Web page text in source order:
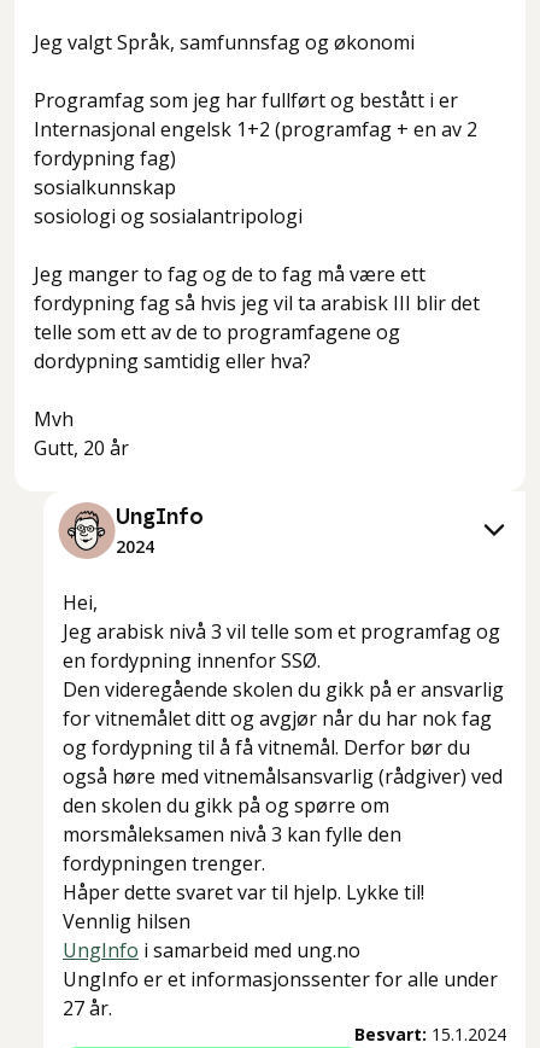
Jeg valgt Språk, samfunnsfag og økonomi
Programfag som jeg har fullført og bestått i er
Internasjonal engelsk 1+2 (programfag + en av 2
fordypning fag)
sosialkunnskap
sosiologi og sosialantripologi
Jeg manger to fag og de to fag må være ett
fordypning fag så hvis jeg vil ta arabisk III blir det
telle som ett av de to programfagene og
dordypning samtidig eller hva?
Mvh
Gutt, 20 år
UngInfo
2024
Hei,
Jeg arabisk nivå 3 vil telle som et programfag og
en fordypning innenfor SSØ.
Den videregående skolen du gikk på er ansvarlig
for vitnemålet ditt og avgjør når du har nok fag
og fordypning til å få vitnemål. Derfor bør du
også høre med vitnemålsansvarlig (rådgiver) ved
den skolen du gikk på og spørre om
morsmåleksamen nivå 3 kan fylle den
fordypningen trenger.
Håper dette svaret var til hjelp. Lykke til!
Vennlig hilsen
UngInfo i samarbeid med ung.no
UngInfo er et informasjonssenter for alle under
27 år.
Besvart: 15.1.2024